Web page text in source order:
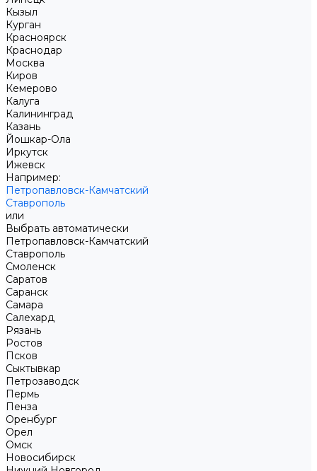
Кызыл
Курган
Красноярск
Краснодар
Москва
Киров
Кемерово
Калуга
Калининград
Казань
Йошкар-Ола
Иркутск
Ижевск
Например:
Петропавловск-Камчатский
Ставрополь
или
Выбрать автоматически
Петропавловск-Камчатский
Ставрополь
Смоленск
Саратов
Саранск
Самара
Салехард
Рязань
Ростов
Псков
Сыктывкар
Петрозаводск
Пермь
Пенза
Оренбург
Орел
Омск
Новосибирск